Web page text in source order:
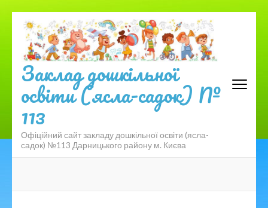
Перейти
вмісту
(натисніть
Enter)
Заклад дошкільної
освіти (ясла-садок) №
113
Офіційний сайт закладу дошкільної освіти (ясла-
садок) №113 Дарницького району м. Києва